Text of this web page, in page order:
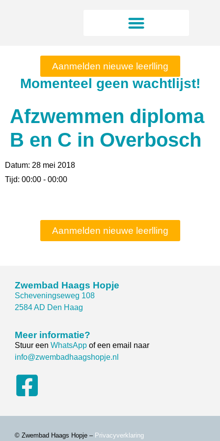
Aanmelden nieuwe leerlling
Momenteel geen wachtlijst!
Afzwemmen diploma
B en C in Overbosch
Datum: 28 mei 2018
Tijd: 00:00 - 00:00
Aanmelden nieuwe leerlling
Zwembad Haags Hopje
Scheveningseweg 108
2584 AD Den Haag
Meer informatie?
Stuur een WhatsApp of een email naar
info@zwembadhaagshopje.nl
© Zwembad Haags Hopje – Privacyverklaring